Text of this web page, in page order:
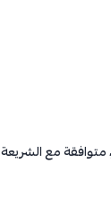
مع الشريعة